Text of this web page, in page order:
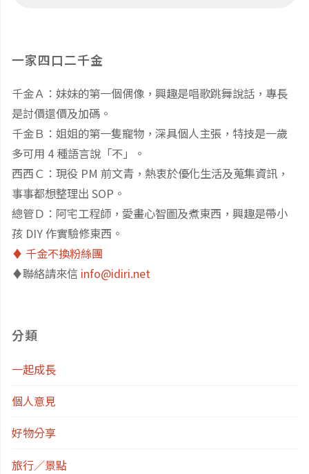
賓
大
飯
店：
Hape
木
樂
一家四口二千金
千金Ａ：妹妹的第一個偶像，興趣是唱歌跳舞說話，專長
是討價還價及加碼。
千金Ｂ：姐姐的第一隻寵物，深具個人主張，特技是一歲
多可用 4 種語言說「不」。
西西Ｃ：現役 PM 前文青，熱衷於優化生活及蒐集資訊，
事事都想整理出 SOP。
總管Ｄ：阿宅工程師，愛畫心智圖及煮東西，興趣是帶小
孩 DIY 作實驗修東西。
♦️ 千金不換粉絲團
♦️聯絡請來信 info@idiri.net
分類
一起成長
個人意見
好物分享
旅行／景點